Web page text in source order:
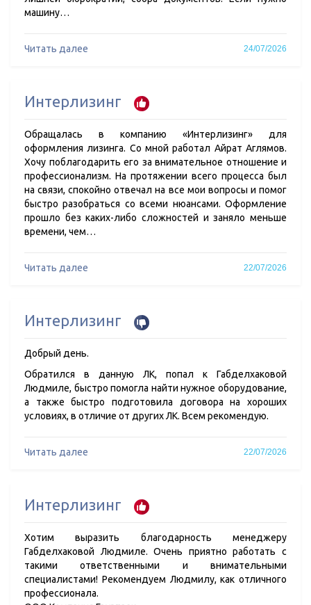
машину…
Читать далее 24/07/2026
Интерлизинг
Обращалась в компанию «Интерлизинг» для
оформления лизинга. Со мной работал Айрат Аглямов.
Хочу поблагодарить его за внимательное отношение и
профессионализм. На протяжении всего процесса был
на связи, спокойно отвечал на все мои вопросы и помог
быстро разобраться со всеми нюансами. Оформление
прошло без каких-либо сложностей и заняло меньше
времени, чем…
Читать далее 22/07/2026
Интерлизинг
Добрый день.
Обратился в данную ЛК, попал к Габделхаковой
Людмиле, быстро помогла найти нужное оборудование,
а также быстро подготовила договора на хороших
условиях, в отличие от других ЛК. Всем рекомендую.
Читать далее 22/07/2026
Интерлизинг
Хотим выразить благодарность менеджеру
Габделхаковой Людмиле. Очень приятно работать с
такими ответственными и внимательными
специалистами! Рекомендуем Людмилу, как отличного
профессионала.